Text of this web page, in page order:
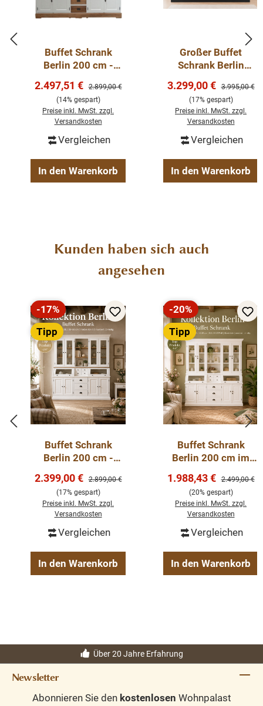
Maße: H/B/T: ca: 210 x 200 x 35/50 cm
Landhausstil
Farbe Grün / Eiche
fertig montiert
Ober- und Unterteil
Pinenholz
RALfarbe graugrün 7033
Buffet Schrank
Berlin 200 cm -
Schubladen Front
Eiche
Verkaufspreis:
2.497,51 € Regulärer Preis:
2.899,00 €
(14% gespart)
Preise inkl. MwSt. zzgl.
Versandkosten
Vergleichen
In den Warenkorb
Großer Buffet
Schrank Berlin
300 cm
Verkaufspreis:
3.299,00 € Regulärer
3.995,00 €
(17% gespart)
Preise inkl. MwSt. zzgl.
Versandkosten
Vergleichen
In den Warenkorb
Produktgalerie überspringen
Kunden haben sich auch
angesehen
Rabatt
-17%
Tipp
Buffet Schrank
Berlin 200 cm -
Landhaus-Stil
Verkaufspreis:
2.399,00 € Regulärer Preis:
2.899,00 €
(17% gespart)
Preise inkl. MwSt. zzgl.
Versandkosten
Vergleichen
In den Warenkorb
Rabatt
-20%
Tipp
Buffet Schrank
Berlin 200 cm im
200 cm
Verkaufspreis:
1.988,43 € Regulärer
2.499,00 €
(20% gespart)
Preise inkl. MwSt. zzgl.
Versandkosten
Vergleichen
In den Warenkorb
Über 20 Jahre Erfahrung
Newsletter
Abonnieren Sie den kostenlosen Wohnpalast